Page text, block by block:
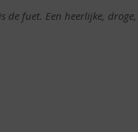
fuet. Een heerlijke,